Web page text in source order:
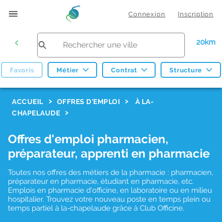
Connexion Inscription
20km
Favoris Métier Contrat Structure
ACCUEIL OFFRES D'EMPLOI
À LA-
CHAPELAUDE
Offres d'emploi pharmacien,
préparateur, apprenti en pharmacie
Toutes nos offres des métiers de la pharmacie : pharmacien,
préparateur en pharmacie, étudiant en pharmacie, etc.
Emplois en pharmacie d'officine, en laboratoire ou en milieu
hospitalier. Trouvez votre nouveau poste en temps plein ou
temps partiel à la-chapelaude grâce à Club Officine.